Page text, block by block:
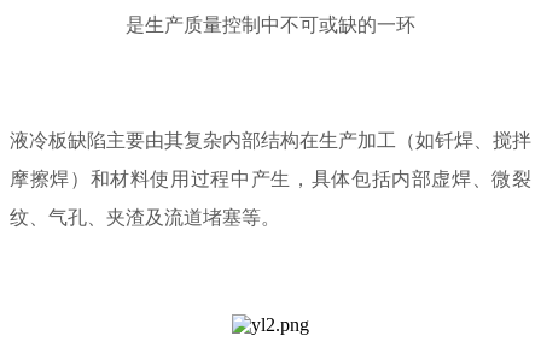
是生产质量控制中不可或缺的一环
液冷板缺陷主要由其复杂内部结构在生产加工（如钎焊、搅拌
摩擦焊）和材料使用过程中产生，具体包括内部虚焊、微裂
纹、气孔、夹渣及流道堵塞等。